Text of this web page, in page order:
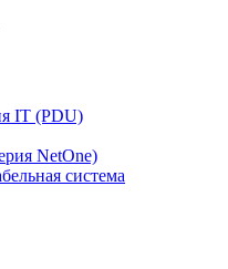
IT (PDU)
NetOne)
система